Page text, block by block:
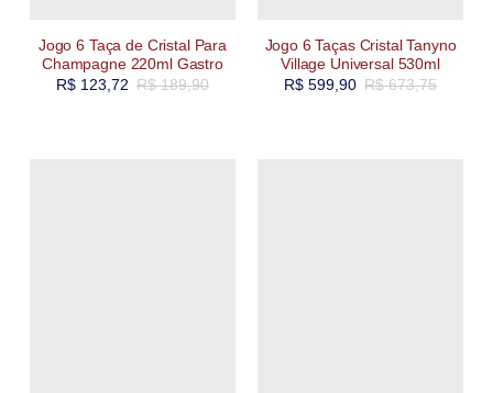
Jogo 6 Taça de Cristal Para
Champagne 220ml Gastro
R$189,90
R$123,72
Jogo 6 Taças Cristal Tanyno
Village Universal 530ml
R$673,75
R$599,90